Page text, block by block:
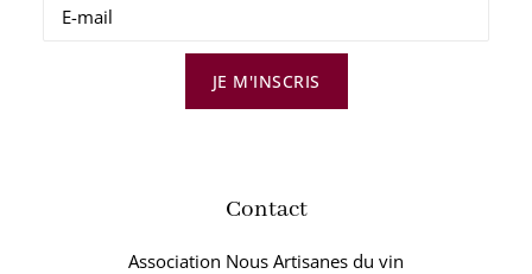
JE M'INSCRIS
Contact
Association Nous Artisanes du vin